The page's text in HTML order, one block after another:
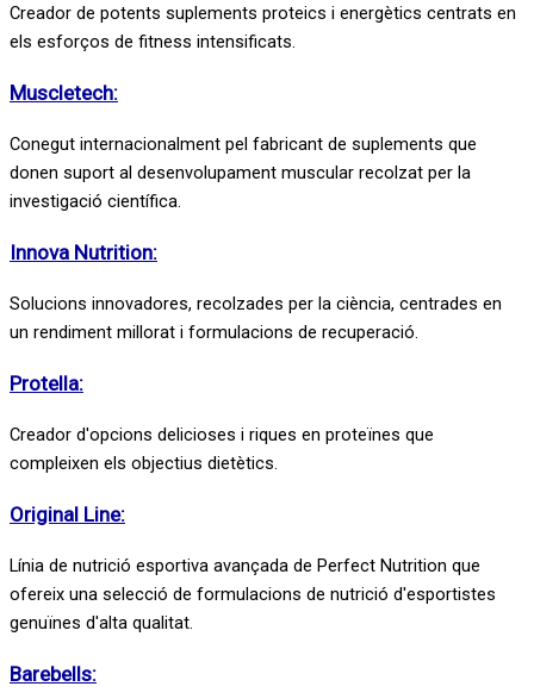
Creador de potents suplements proteics i energètics centrats en
els esforços de fitness intensificats.
Muscletech:
Conegut internacionalment pel fabricant de suplements que
donen suport al desenvolupament muscular recolzat per la
investigació científica.
Innova Nutrition:
Solucions innovadores, recolzades per la ciència, centrades en
un rendiment millorat i formulacions de recuperació.
Protella:
Creador d'opcions delicioses i riques en proteïnes que
compleixen els objectius dietètics.
Original Line:
Línia de nutrició esportiva avançada de Perfect Nutrition que
ofereix una selecció de formulacions de nutrició d'esportistes
genuïnes d'alta qualitat.
Barebells: